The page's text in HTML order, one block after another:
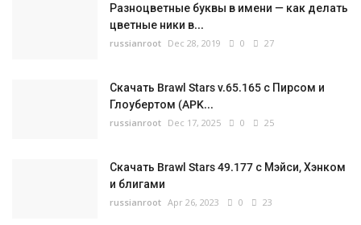
Разноцветные буквы в имени — как делать
цветные ники в...
russianroot Dec 28, 2019 0 27
Скачать Brawl Stars v.65.165 с Пирсом и
Глоубертом (APK...
russianroot Dec 17, 2025 0 25
Скачать Brawl Stars 49.177 с Мэйси, Хэнком
и блигами
russianroot Apr 26, 2023 0 23